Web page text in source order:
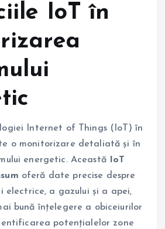
IoT în
Internet of Things (IoT) în
o monitorizare detaliată și în
energetic. Această IoT
oferă date precise despre
electrice, a gazului și a apei,
bună înțelegere a obiceiurilor
potențialelor zone